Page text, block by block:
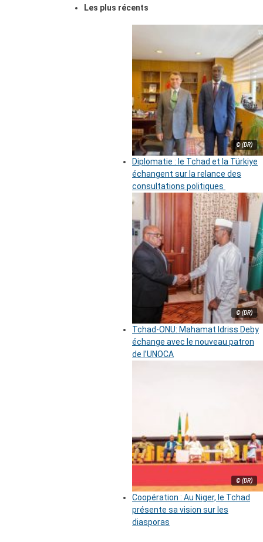
Les plus récents
© (DR)
Diplomatie : le Tchad et la Türkiye
échangent sur la relance des
consultations politiques
© (DR)
Tchad-ONU: Mahamat Idriss Deby
échange avec le nouveau patron
de l’UNOCA
© (DR)
Coopération : Au Niger, le Tchad
présente sa vision sur les
diasporas